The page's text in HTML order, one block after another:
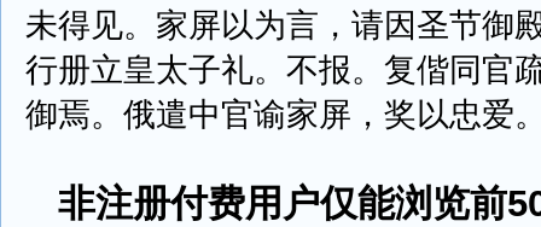
未得见。家屏以为言，请因圣节御
行册立皇太子礼。不报。复偕同官
御焉。俄遣中官谕家屏，奖以忠爱
非注册付费用户仅能浏览前